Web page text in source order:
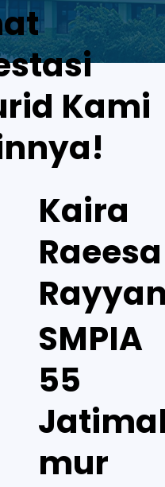
Kami
Kaira
Raeesa
Rayyan
SMPIA
55
mur